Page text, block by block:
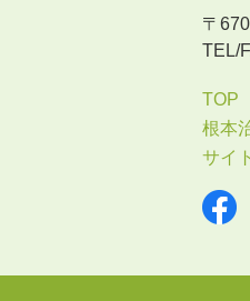
〒
TEL/
TOP
根本
サイ